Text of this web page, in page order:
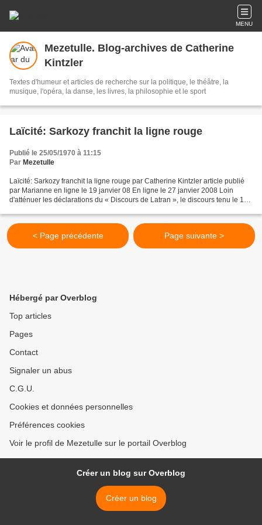
MENU
Mezetulle. Blog-archives de Catherine
Kintzler
Textes d'humeur et articles de recherche sur la politique, le théâtre, la
musique, l'opéra, la danse, les livres, la philosophie et le sport
Laïcité: Sarkozy franchit la ligne rouge
Publié le 25/05/1970 à 11:15
Par Mezetulle
Laïcité: Sarkozy franchit la ligne rouge par Catherine Kintzler article publié
par Marianne en ligne le 19 janvier 08 En ligne le 27 janvier 2008 Loin
d'atténuer les déclarations du « Discours de Latran », le discours tenu le 14
< Page précédente Page suivante >
Hébergé par Overblog
Top articles
Pages
Contact
Signaler un abus
C.G.U.
Cookies et données personnelles
Préférences cookies
Voir le profil de Mezetulle sur le portail Overblog
Créer un blog sur Overblog
Créer un blog